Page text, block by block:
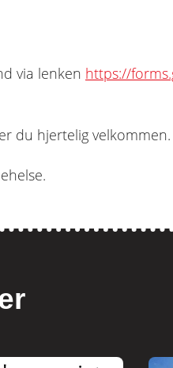
via lenken https://
du hjertelig velkommen.